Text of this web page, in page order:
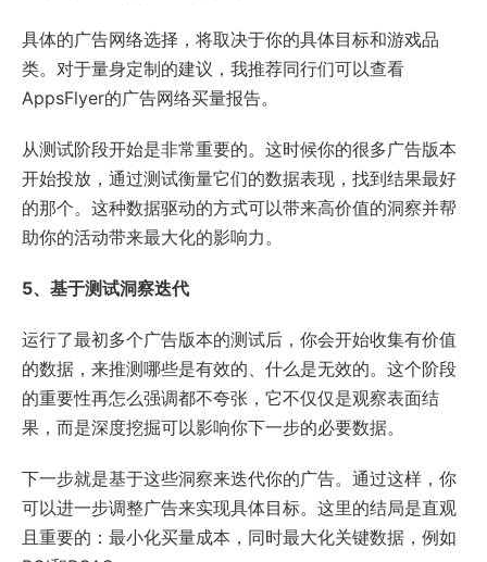
具体的广告网络选择，将取决于你的具体目标和游戏品
类。对于量身定制的建议，我推荐同行们可以查看
AppsFlyer的广告网络买量报告。
从测试阶段开始是非常重要的。这时候你的很多广告版本
开始投放，通过测试衡量它们的数据表现，找到结果最好
的那个。这种数据驱动的方式可以带来高价值的洞察并帮
助你的活动带来最大化的影响力。
5、基于测试洞察迭代
运行了最初多个广告版本的测试后，你会开始收集有价值
的数据，来推测哪些是有效的、什么是无效的。这个阶段
的重要性再怎么强调都不夸张，它不仅仅是观察表面结
果，而是深度挖掘可以影响你下一步的必要数据。
下一步就是基于这些洞察来迭代你的广告。通过这样，你
可以进一步调整广告来实现具体目标。这里的结局是直观
且重要的：最小化买量成本，同时最大化关键数据，例如